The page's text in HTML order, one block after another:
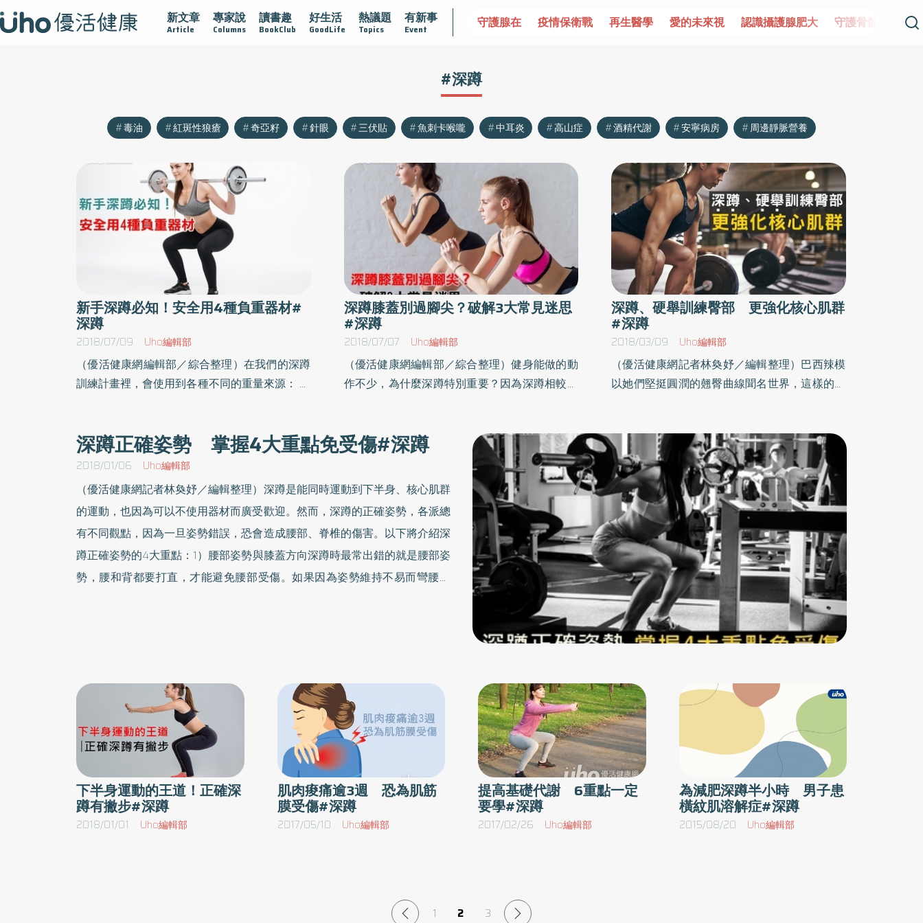
新文章
Article
專家說
Columns
讀書趣
BookClub
好生活
GoodLife
熱議題
Topics
有新事
Event
攝護腺肥大 守護骨骼健康 達文西手術專欄 2025植牙指南 漸凍不孤單 愛不沾黏 守護腺在 疫情保衛戰 再生醫學 愛的未來視 認識攝護腺肥大 守護骨骼健康
#深蹲
毒油 紅斑性狼瘡 奇亞籽 針眼 三伏貼 魚刺卡喉嚨 中耳炎 高山症 酒精代謝 安寧病房 周邊靜脈營養
新手深蹲必知！安全用4種負重器材#
深蹲
2018/07/09 Uho編輯部
（優活健康網編輯部／綜合整理）在我們的深蹲
訓練計畫裡，會使用到各種不同的重量來源： 你
就是屁股略低於膝蓋）的徒手深蹲做到超過15下
沒有困難時，繼續長期做20下、30下、50下還
是能夠維持關節與肌肉活動度、增進血液循環、
維持健康，達到少許增肌的效果，但你肯定要做
非常多組（例如超過10組）或很多下（例如一組
30下），才能達到花更少時間做更重重量的成
果。如果你沒有適當器材，可以選擇做徒手深蹲
維持體力（別忘了，即使是徒手，也可以透過後
握。高腳杯深蹲、弓箭步蹲、後腳抬高深蹲、借
力推深蹲，以及其他進階的深蹲變化，都可以用
啞鈴來做。你需要的重量範圍以下三個主要動作
需要的重量範圍大致如下（每個人會有差異，此
為健美女大生教學經驗的大概數值）： 槓鈴、槓
鈴架、槓片槓鈴和啞鈴的原理一樣，都很好用手
抓握，只不過槓鈴使用的方式與啞鈴的單手抓握
不同，通常是雙手抓握，或是直接放在身體上可
深蹲膝蓋別過腳尖？破解3大常見迷思
#深蹲
2018/07/07 Uho編輯部
（優活健康網編輯部／綜合整理）健身能做的動
作不少，為什麼深蹲特別重要？因為深蹲相較於
結實的臀腿肌肉。以下列出3種深蹲常見的迷思
並一一破解：迷思1：深蹲會讓膝蓋受傷深蹲會
讓膝蓋受傷的觀念應該遠遠拋在腦後了。幾十年
前，因為重量訓練動作的相關研究還非常少，且
都是由運動傷害有關的醫療人員主導，因此造成
了「樣本偏誤」。意思是，這些研究人員手上的
樣本都是已經受傷的人，自然很容易得出「深蹲
是危險且傷膝蓋的」的結論。重量訓練漸漸普及
後，有越來越多的例子顯示，只要操作與指導正
確，深蹲不只安全，還可以預防未來可能的膝蓋
傷害。很多看似是深蹲造成的傷害，成因其實和
常活動或運動的疊加、疲勞或過度訓練，甚至是
營養失衡與睡眠不足。迷思2：蹲越低，膝蓋越
容易受傷這個迷思跟上一個類似，沒有證據確實
證明。受傷率也一樣，相關因素很多，而且在所
有和深蹲深度與受傷率有關的資料裡，唯一能測
量並且數據化的是「深蹲時，膝蓋在不同深度下
所承受的力」。實際去量測這些力後，結果顯
示：膝蓋構造中最常受傷的軟骨與韌帶，承受最
蹲」。此外，以訓練效率來看，全蹲（下蹲到
深蹲、硬舉訓練臀部 更強化核心肌群
#深蹲
2018/03/09 Uho編輯部
（優活健康網記者林奐妤／編輯整理）巴西辣模
以她們堅挺圓潤的翹臀曲線聞名世界，這樣的翹
是她們扎實的臀部訓練。在巴西，大家最在乎的
就是臀部的曲線，健身房中也不難見到女生們花
三十到六十分鐘鍛鍊臀部，把一次的訓練完完整
整地貢獻給臀部，其他的什麼都不練。沒有上半
身運動，沒有腹肌訓練，只有臀部。臀肌運動需
兼顧 負重、力量、活化動作以我的經驗，許多
女性只要專心鍛鍊臀部，就能得到理想的身形。
也就是說，如果你願意的話，一份翹臀計畫就夠
了。李安卓‧卡娃羅（Leandro Carvalho）的「巴
西提臀訓練計畫」在數年前風行了好一陣子，他
的招牌動作被認為是打造超級名模客戶體態的終
大部分的女性訓練計畫所缺乏的。如果你看過卡
娃羅的訓練影片，你會注意到幾乎都是徒手運
動，雖然這也很好，但還是缺乏一些關鍵要素，
例如：負重（強度）、力量（漸進性超負荷），
更不用說缺乏最好的臀肌活化動作（動作的選
擇）。力量會帶來曲線，如果你永遠只用自己的
體重做訓練，那麼你能走的路就不遠。深蹲、硬
舉 大量強化上半身與核心肌群舉個例子：徒手
深蹲正確姿勢 掌握4大重點免受傷#深蹲
2018/01/06 Uho編輯部
（優活健康網記者林奐妤／編輯整理）深蹲是能同時運動到下半身、核心肌群
的運動，也因為可以不使用器材而廣受歡迎。然而，深蹲的正確姿勢，各派總
有不同觀點，因為一旦姿勢錯誤，恐會造成腰部、脊椎的傷害。以下將介紹深
蹲正確姿勢的4大重點：1）腰部姿勢與膝蓋方向深蹲時最常出錯的就是腰部姿
勢，腰和背都要打直，才能避免腰部受傷。如果因為姿勢維持不易而彎腰駝
收緊。維持這感覺做深蹲，姿勢就不會晃動，可以穩定做完動作。2）膝蓋彎
曲的角度很多人在深蹲時感到最困惑的，就是膝蓋到底要彎到什麼程度。答案
很簡單，就是彎曲到從側面看是90度再起立就可以了。膝蓋彎曲到90度，表
示臀部和地板平行，如果膝蓋再繼續往下彎，臀部再繼續往下坐，身體重心自
然會往後移，使脊椎變得不穩定，更有受傷的危險。3）腳尖方向與雙腳寬度
做深蹲時，雙腳的寬度不同，刺激的部位也不同。深蹲可分為雙腳寬度比肩膀
窄的窄距深蹲、雙腳寬度跟肩膀同寬的一般深蹲、雙腳寬度比肩膀寬的寬步深
線深蹲時視線最好向上15度看著前方。低頭做深蹲腰很容易彎，使全身無法維
下半身運動的王道！正確深
蹲有撇步#深蹲
2018/01/01 Uho編輯部
肌肉痠痛逾3週 恐為肌筋
膜受傷#深蹲
2017/05/10 Uho編輯部
提高基礎代謝 6重點一定
要學#深蹲
2017/02/26 Uho編輯部
為減肥深蹲半小時 男子患
橫紋肌溶解症#深蹲
2015/08/20 Uho編輯部
1 2 3